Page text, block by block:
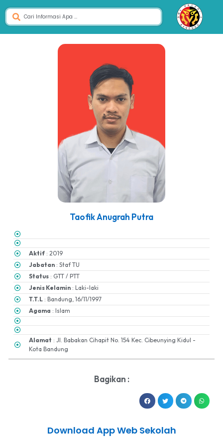
Taofik Anugrah Putra
Aktif : 2019
Jabatan : Staf TU
Status : GTT / PTT
Jenis Kelamin : Laki-laki
T.T.L : Bandung, 16/11/1997
Agama : Islam
Alamat : Jl. Babakan Cihapit No. 154 Kec. Cibeunying Kidul -
Kota Bandung
Bagikan :
Download App Web Sekolah